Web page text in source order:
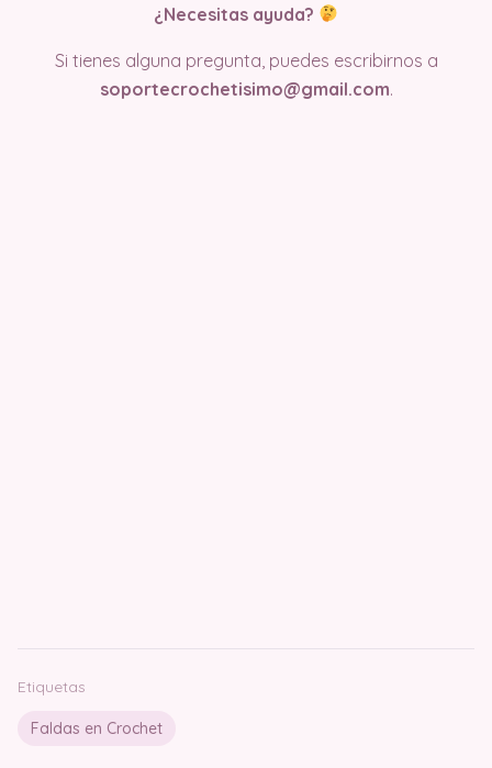
¿Necesitas ayuda?
Si tienes alguna pregunta, puedes escribirnos a
soportecrochetisimo@gmail.com.
Etiquetas
Faldas en Crochet